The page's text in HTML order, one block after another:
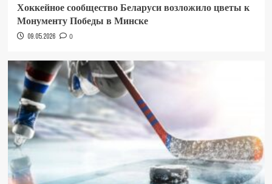
Хоккейное сообщество Беларуси возложило цветы к
Монументу Победы в Минске
09.05.2026 0